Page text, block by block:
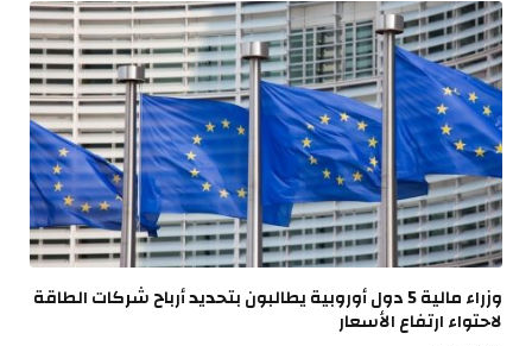
وزراء مالية 5 دول أوروبية يطالبون بتحديد أرباح شركات الطاقة
لاحتواء ارتفاع الأسعار